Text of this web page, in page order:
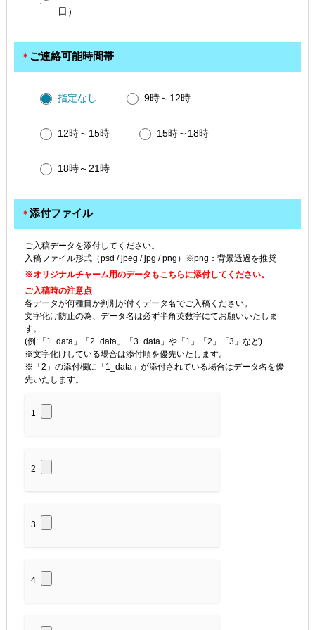
日）
＊ ご連絡可能時間帯
指定なし 9時～12時
12時～15時 15時～18時
18時～21時
＊ 添付ファイル
ご入稿データを添付してください。
入稿ファイル形式（psd / jpeg / jpg / png）※png：背景透過を推奨
※オリジナルチャーム用のデータもこちらに添付してください。
ご入稿時の注意点
各データが何種目か判別が付くデータ名でご入稿ください。
文字化け防止の為、データ名は必ず半角英数字にてお願いいたしま
す。
(例:「1_data」「2_data」「3_data」や「1」「2」「3」など)
※文字化けしている場合は添付順を優先いたします。
※「2」の添付欄に「1_data」が添付されている場合はデータ名を優
先いたします。
1
2
3
4